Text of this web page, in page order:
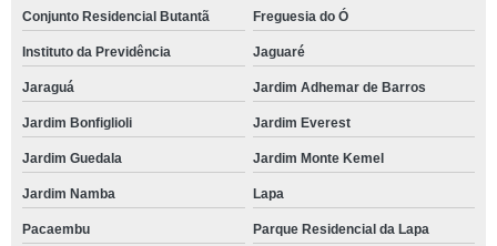
Conjunto Residencial Butantã Freguesia do Ó
Instituto da Previdência Jaguaré
Jaraguá Jardim Adhemar de Barros
Jardim Bonfiglioli Jardim Everest
Jardim Guedala Jardim Monte Kemel
Jardim Namba Lapa
Pacaembu Parque Residencial da Lapa